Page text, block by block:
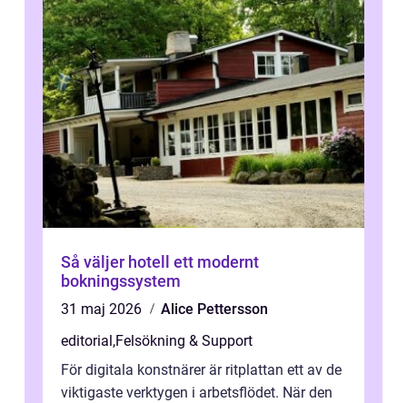
Så väljer hotell ett modernt
bokningssystem
31 maj 2026
Alice Pettersson
editorial,Felsökning & Support
För digitala konstnärer är ritplattan ett av de
viktigaste verktygen i arbetsflödet. När den